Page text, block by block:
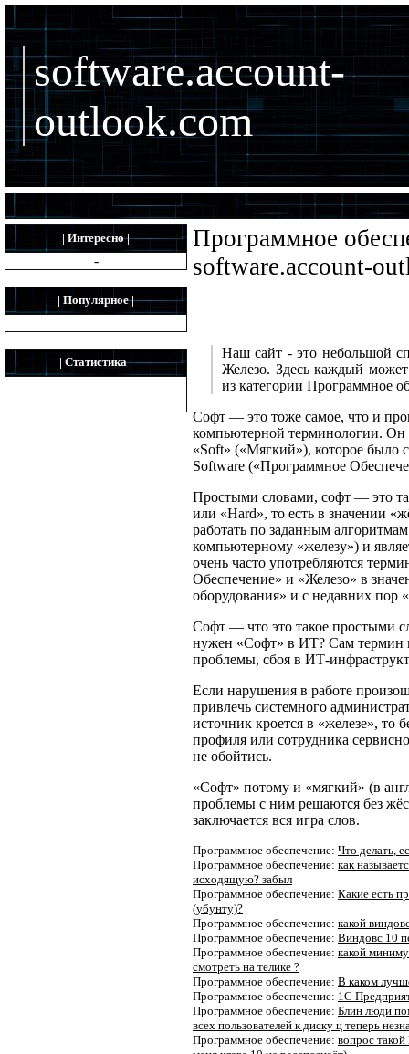
software.account-
outlook.com
| Интересно |
-
| Популярное |
| Статистика |
Программное
software.account-
Наш сайт - это небольшой
Железо. Здесь каждый
из категории Программное
Софт — это тоже самое, что и
компьютерной терминологии. Он
«Soft» («Мягкий»), которое было
Software («Программное
Простыми словами, софт — это
или «Hard», то есть в значении
работать по заданным
компьютерному «железу») и
очень часто употребляются
Обеспечение» и «Железо» в
оборудования» и с недавних пор
Софт — что это такое простыми
нужен «Софт» в ИТ? Сам термин
проблемы, сбоя в ИТ-
Если нарушения в работе
привлечь системного
источник кроется в «железе», то
профиля или сотрудника
не обойтись.
«Софт» потому и «мягкий» (в
проблемы с ним решаются без
заключается вся игра слов.
Программное обеспечение: Что делать,
Программное обеспечение: как
исходящую? забыл
Программное обеспечение: Какие есть
(убунту)?
Программное обеспечение: какой
Программное обеспечение: Виндовс 10
Программное обеспечение: какой
смотреть на телике ?
Программное обеспечение: В каком
Программное обеспечение: 1C
Программное обеспечение: Блин люди
всех пользователей к диску ц теперь
Программное обеспечение: вопрос